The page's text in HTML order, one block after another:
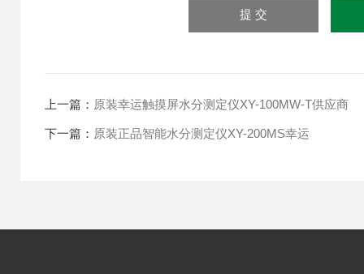
上一篇： 原装幸运触摸屏水分测定仪XY-100MW-T供应商
下一篇： 原装正品智能水分测定仪XY-200MS幸运